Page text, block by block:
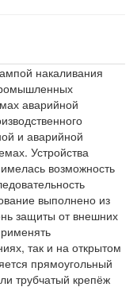
накаливания
аварийной
и аварийной
Устройства
возможность
выполнено из
защиты от внешних
так и на открытом
прямоугольный
трубчатый крепёж